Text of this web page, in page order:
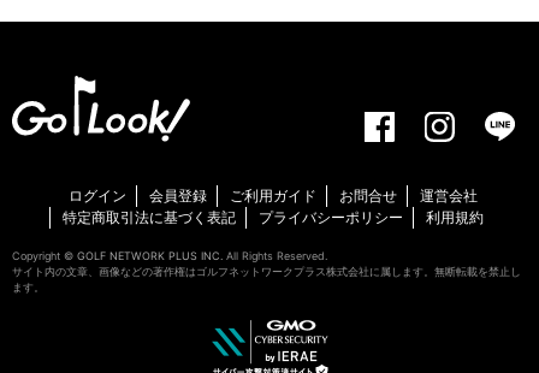
ログイン 会員登録 ご利用ガイド お問合せ
運営会社
特定商取引法に基づく表記
プライバシーポリシー 利用規約
Copyright © GOLF NETWORK PLUS INC. All Rights Reserved.
サイト内の文章、画像などの著作権はゴルフネットワークプラス株式会社に属します。無断転載を禁止し
ます。